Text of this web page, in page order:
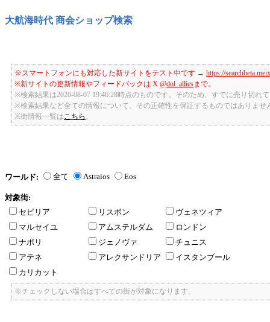
大航海時代 商会ショップ検索
※スマートフォンにも対応した新サイトをテスト中です → https://
※新サイトの更新情報やフィードバックは X @dol_alliesまで。
※検索結果は2026-08-07 19:46:28時点のものです。そのため、すでに売り切れ
※検索結果など全ての情報について、その正確性を保証するものではありませ
※街情報一覧は こちら
ワールド: 全て Astraios Eos
対象街:
セビリア
リスボン
ヴェネツィア
マルセイユ
アムステルダム
ロンドン
ナポリ
ジェノヴァ
チュニス
アテネ
アレクサンドリア
イスタンブール
カリカット
※チェックしない場合はすべての街が対象になります。